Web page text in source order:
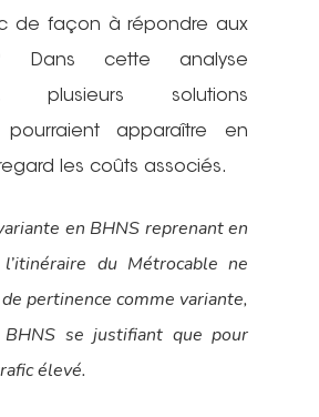
de façon à répondre aux
Dans cette analyse
plusieurs solutions
pourraient apparaître en
les coûts associés.
en BHNS reprenant en
du Métrocable ne
pertinence comme variante,
se justifiant que pour
élevé.